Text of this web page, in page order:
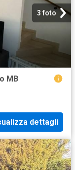
3 foto
MB
dettagli